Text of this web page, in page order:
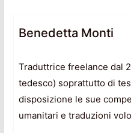
Benedetta Monti
Traduttrice freelance dal
tedesco) soprattutto di
disposizione le sue
umanitari e traduzioni